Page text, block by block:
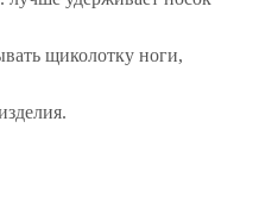
щиколотку ноги,